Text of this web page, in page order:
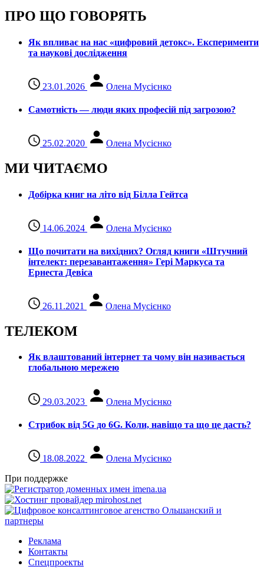
ПРО ЩО ГОВОРЯТЬ
Як впливає на нас «цифровий детокс». Експерименти
та наукові дослідження
23.01.2026 Олена Мусієнко
Самотність — люди яких професій під загрозою?
25.02.2020 Олена Мусієнко
МИ ЧИТАЄМО
Добірка книг на літо від Білла Гейтса
14.06.2024 Олена Мусієнко
Що почитати на вихідних? Огляд книги «Штучний
інтелект: перезавантаження» Гері Маркуса та
Ернеста Девіса
26.11.2021 Олена Мусієнко
ТЕЛЕКОМ
Як влаштований інтернет та чому він називається
глобальною мережею
29.03.2023 Олена Мусієнко
Стрибок від 5G до 6G. Коли, навіщо та що це даcть?
18.08.2022
Олена Мусієнко
При поддержке
Реклама
Контакты
Спецпроекты